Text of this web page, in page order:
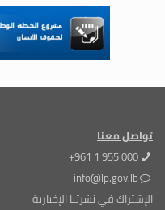
تواصل معنا
+961 1 955 000
info@lp.gov.lb
الإشتراك في نشرتنا الإخبارية